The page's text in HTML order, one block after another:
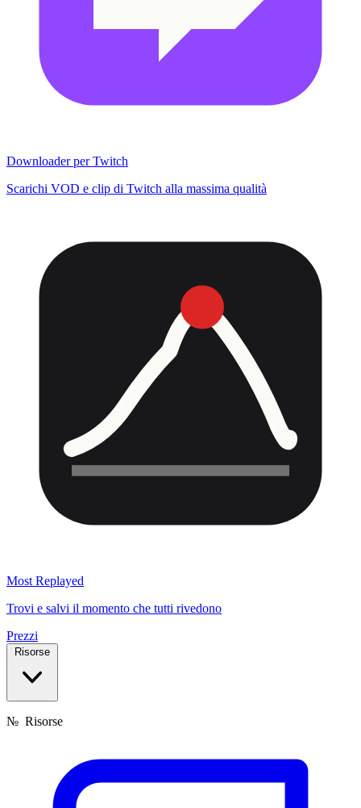
Downloader per Twitch
Scarichi VOD e clip di Twitch alla massima qualità
Most Replayed
Trovi e salvi il momento che tutti rivedono
Prezzi
Risorse
№ Risorse